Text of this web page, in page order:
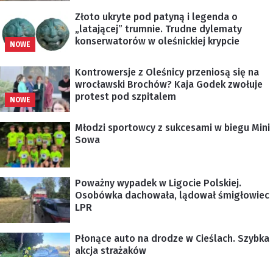
NOWE
Złoto ukryte pod patyną i legenda o
„latającej” trumnie. Trudne dylematy
konserwatorów w oleśnickiej krypcie
NOWE
Kontrowersje z Oleśnicy przeniosą się na
wrocławski Brochów? Kaja Godek zwołuje
protest pod szpitalem
Młodzi sportowcy z sukcesami w biegu Mini
Sowa
Poważny wypadek w Ligocie Polskiej.
Osobówka dachowała, lądował śmigłowiec
LPR
Płonące auto na drodze w Cieślach. Szybka
akcja strażaków